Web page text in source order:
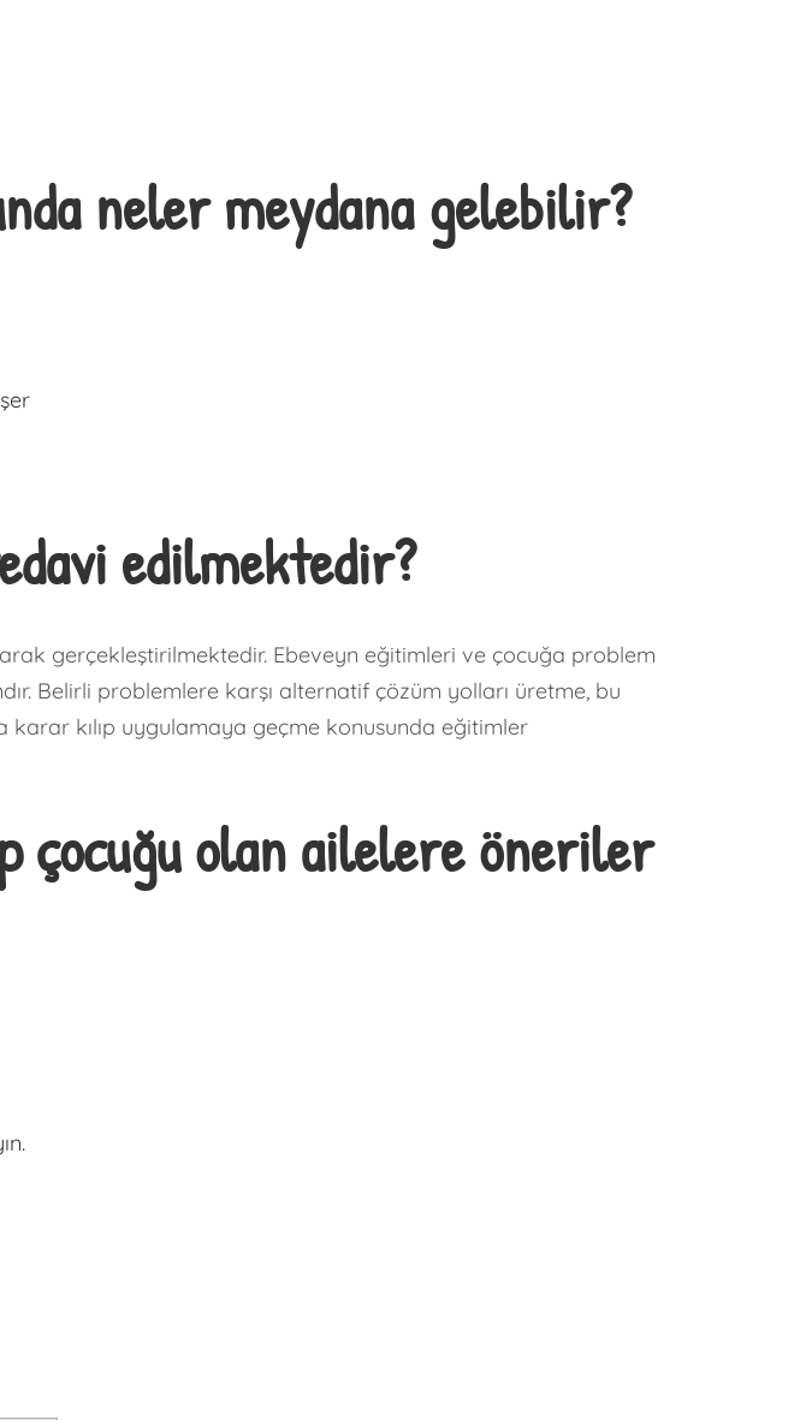
neler meydana gelebilir?
edilmektedir?
gerçekleştirilmektedir. Ebeveyn eğitimleri ve çocuğa problem
Belirli problemlere karşı alternatif çözüm yolları üretme, bu
kılıp uygulamaya geçme konusunda eğitimler
çocuğu olan ailelere öneriler